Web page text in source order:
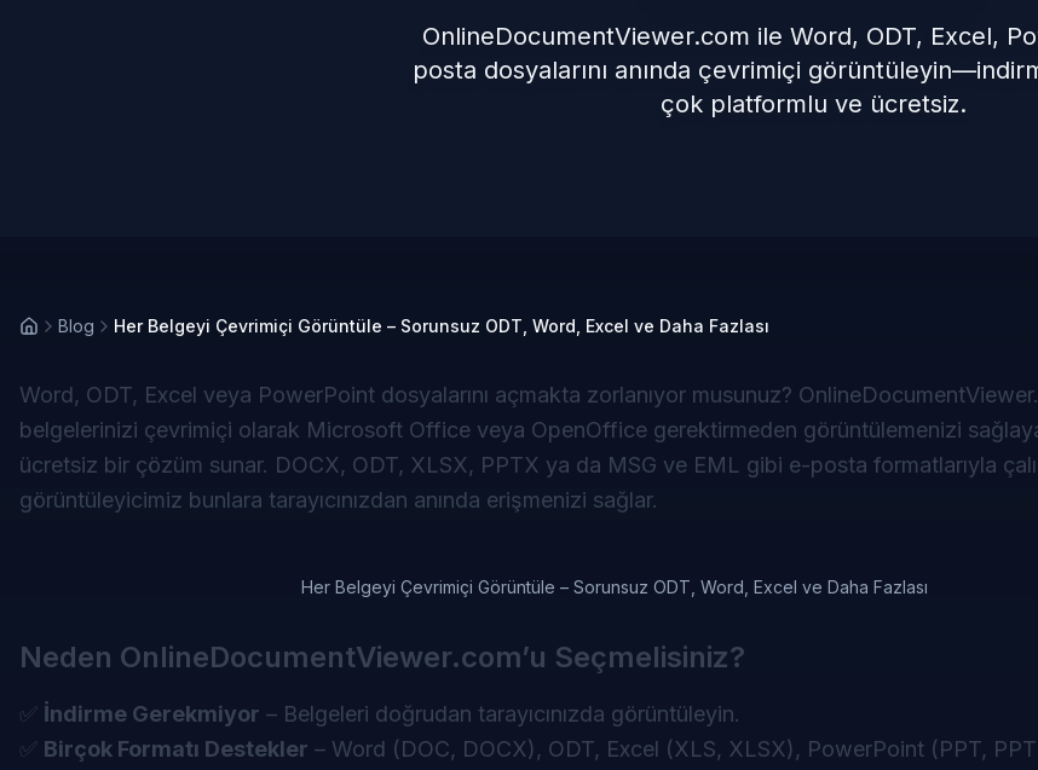
OnlineDocumentViewer.com ile Word, ODT, Excel,
posta dosyalarını anında çevrimiçi
çok platformlu ve ücretsiz.
Blog Her Belgeyi Çevrimiçi Görüntüle – Sorunsuz ODT, Word, Excel ve Daha Fazlası
Word, ODT, Excel veya PowerPoint dosyalarını açmakta zorlanıyor musunuz?
belgelerinizi çevrimiçi olarak Microsoft Office veya OpenOffice gerektirmeden görüntülemenizi
ücretsiz bir çözüm sunar. DOCX, ODT, XLSX, PPTX ya da MSG ve EML gibi e-posta formatlarıyla
görüntüleyicimiz bunlara tarayıcınızdan anında erişmenizi sağlar.
Her Belgeyi Çevrimiçi Görüntüle – Sorunsuz ODT, Word, Excel ve Daha Fazlası
Neden OnlineDocumentViewer.com’u Seçmelisiniz?
✅ İndirme Gerekmiyor – Belgeleri doğrudan tarayıcınızda görüntüleyin.
✅ Birçok Formatı Destekler – Word (DOC, DOCX), ODT, Excel (XLS, XLSX), PowerPoint (PPT,